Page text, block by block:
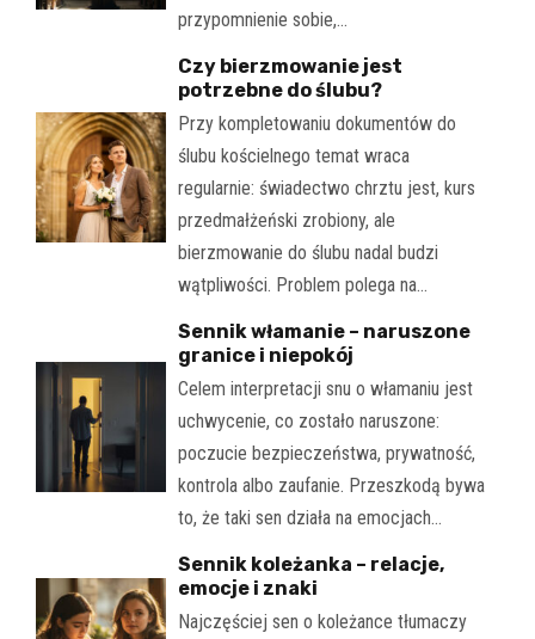
przypomnienie sobie,…
Czy bierzmowanie jest
potrzebne do ślubu?
Przy kompletowaniu dokumentów do
ślubu kościelnego temat wraca
regularnie: świadectwo chrztu jest, kurs
przedmałżeński zrobiony, ale
bierzmowanie do ślubu nadal budzi
wątpliwości. Problem polega na…
Sennik włamanie – naruszone
granice i niepokój
Celem interpretacji snu o włamaniu jest
uchwycenie, co zostało naruszone:
poczucie bezpieczeństwa, prywatność,
kontrola albo zaufanie. Przeszkodą bywa
to, że taki sen działa na emocjach…
Sennik koleżanka – relacje,
emocje i znaki
Najczęściej sen o koleżance tłumaczy